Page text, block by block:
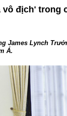
vô địch'
James Lynch
Á.